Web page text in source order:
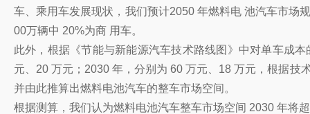
车、乘用车发展现状，我们预计2050 年燃料电 池汽车市场
00万辆中 20%为商 用车。
此外，根据《节能与新能源汽车技术路线图》中对单车成
元、20 万元；2030 年，分别为 60 万元、18 万元，根据
并由此推算出燃料电池汽车的整车市场空间。
根据测算，我们认为燃料电池汽车整车市场空间 2030 年将